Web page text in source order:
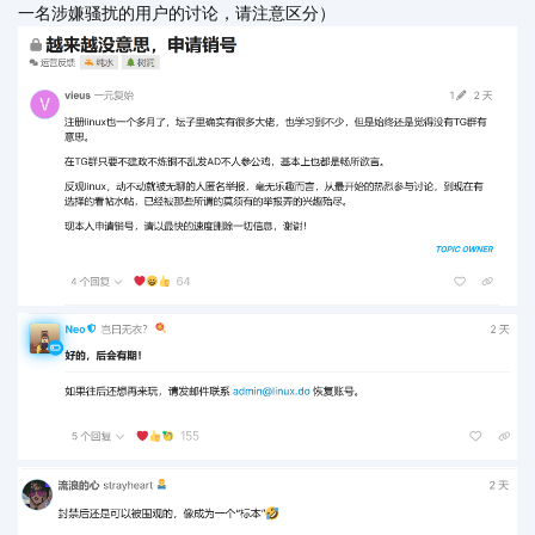
一名涉嫌骚扰的用户的讨论，请注意区分）